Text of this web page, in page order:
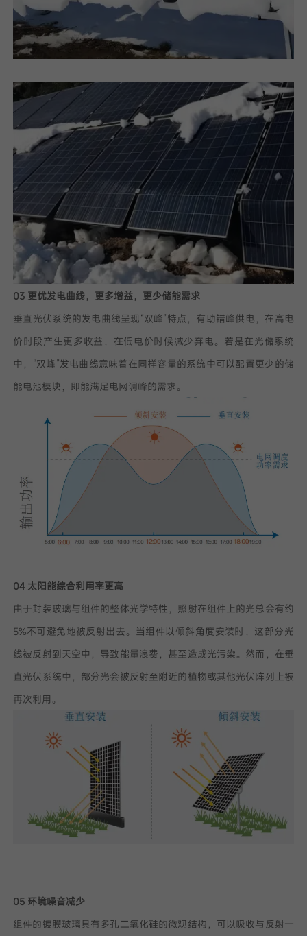
03 更优发电曲线，更多增益，更少储能需求
垂直光伏系统的发电曲线呈现“双峰”特点，有助错峰供电，在高电
价时段产生更多收益，在低电价时候减少弃电。若是在光储系统
中，“双峰”发电曲线意味着在同样容量的系统中可以配置更少的储
能电池模块，即能满足电网调峰的需求。
04 太阳能综合利用率更高
由于封装玻璃与组件的整体光学特性，照射在组件上的光总会有约
5%不可避免地被反射出去。当组件以倾斜角度安装时，这部分光
线被反射到天空中，导致能量浪费，甚至造成光污染。然而，在垂
直光伏系统中，部分光会被反射至附近的植物或其他光伏阵列上被
再次利用。
05 环境噪音减少
组件的镀膜玻璃具有多孔二氧化硅的微观结构，可以吸收与反射一